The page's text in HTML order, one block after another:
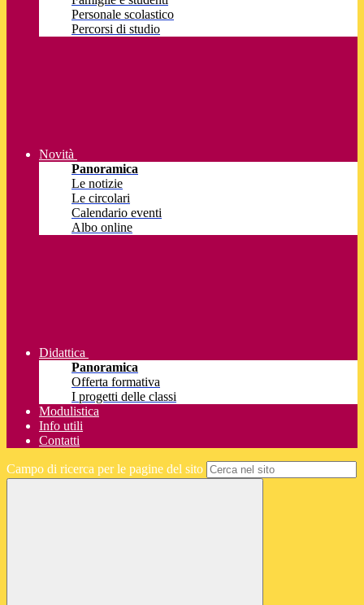
Personale scolastico
Percorsi di studio
Novità
Panoramica
Le notizie
Le circolari
Calendario eventi
Albo online
Didattica
Panoramica
Offerta formativa
I progetti delle classi
Modulistica
Info utili
Contatti
Campo di ricerca per le pagine del sito